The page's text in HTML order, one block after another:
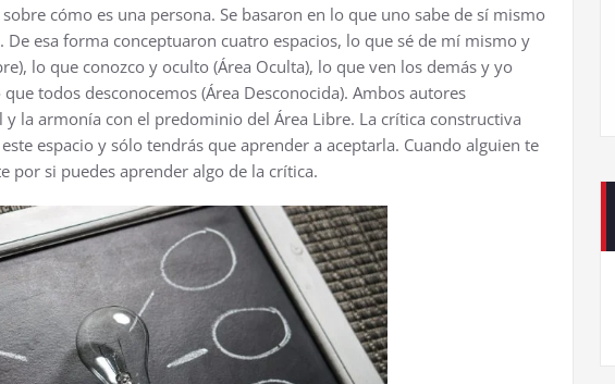
cómo es una persona. Se basaron en lo que uno sabe de sí mismo
De esa forma conceptuaron cuatro espacios, lo que sé de mí mismo y
lo que conozco y oculto (Área Oculta), lo que ven los demás y yo
que todos desconocemos (Área Desconocida). Ambos autores
la armonía con el predominio del Área Libre. La crítica constructiva
espacio y sólo tendrás que aprender a aceptarla. Cuando alguien te
por si puedes aprender algo de la crítica.